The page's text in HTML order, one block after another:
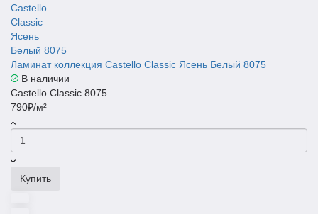
Ламинат коллекция Castello Classic Ясень Белый 8075
В наличии
Castello Classic 8075
790₽/м²
Купить